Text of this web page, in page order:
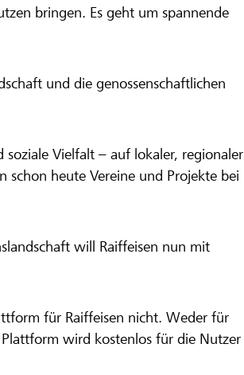
bringen. Es geht um spannende
und die genossenschaftlichen
Vielfalt – auf lokaler, regionaler
schon heute Vereine und Projekte bei
will Raiffeisen nun mit
für Raiffeisen nicht. Weder für
wird kostenlos für die Nutzer